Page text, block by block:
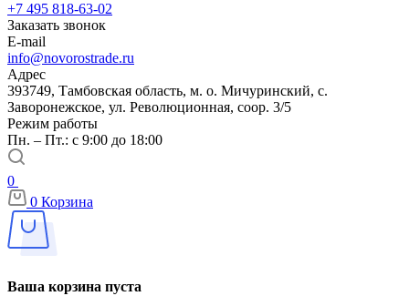
+7 495 818-63-02
Заказать звонок
E-mail
info@novorostrade.ru
Адрес
393749, Тамбовская область, м. о. Мичуринский, с.
Заворонежское, ул. Революционная, соор. 3/5
Режим работы
Пн. – Пт.: с 9:00 до 18:00
0
0 Корзина
Ваша корзина пуста